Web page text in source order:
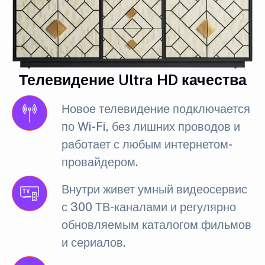
Телевидение Ultra HD качества
Новое телевидение подключается
по Wi-Fi, без лишних проводов и
работает с любым интернетом-
провайдером.
Внутри живет умный видеосервис
с 300 ТВ-каналами и регулярно
обновляемым каталогом фильмов
и сериалов.